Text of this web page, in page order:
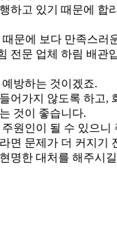
하고 있기 때문에 합
문에 보다 만족스러
전문 업체 하림 배관
방하는 것이겠죠.
어가지 않도록 하고,
것이 좋습니다.
원인이 될 수 있으니
면 문제가 더 커지기
명한 대처를 해주시길